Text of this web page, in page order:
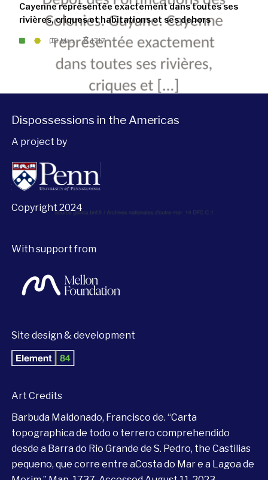
Cayenne représentée exactement dans toutes ses
rivières, criques et habitations et ses dehors
Map 1717
Dispossessions in the Americas
A project by
Copyright 2024
With support from
Site design & development
Art Credits
Barbuda Maldonado, Francisco de. “Carta
topographica de todo o terrero comprehendido
desde a Barra do Rio Grande de S. Pedro, the Castilias
pequeno, que corre entre aCosta do Mar e a Lagoa de